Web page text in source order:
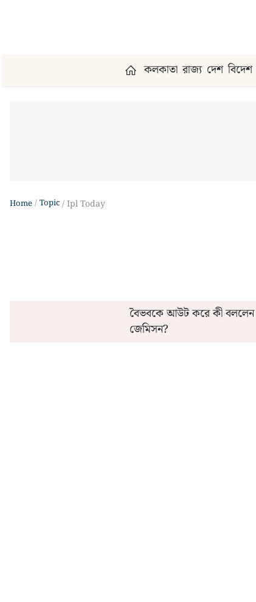
কলকাতা রাজ্য দেশ বিদেশ
Home Topic Ipl Today
বৈভবকে আউট করে কী বললেন
জেমিসন?